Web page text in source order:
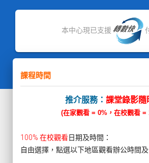
本中心現已支援
課程時間
推介服務： 課堂錄影隨
(在家觀看 = 0%，在校觀看 =
100% 在校觀看日期及時間：
自由選擇，點選以下地區觀看辦公時間